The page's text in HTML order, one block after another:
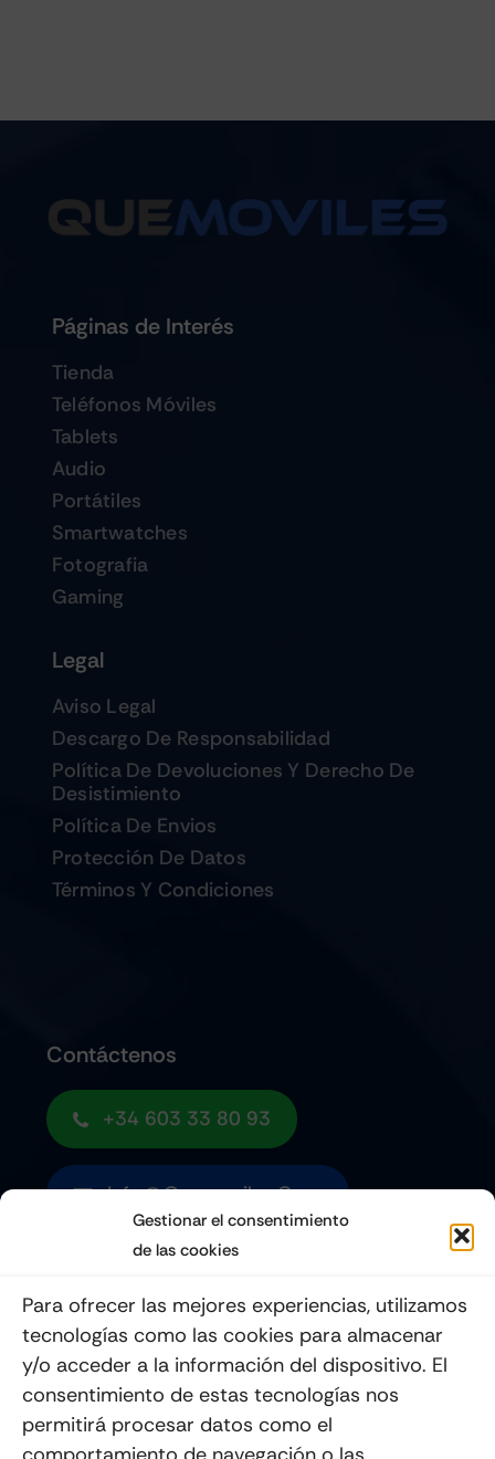
Gestionar el consentimiento
de las cookies
Para ofrecer las mejores experiencias, utilizamos
tecnologías como las cookies para almacenar
y/o acceder a la información del dispositivo. El
consentimiento de estas tecnologías nos
permitirá procesar datos como el
Páginas de Interés
Tienda
Teléfonos Móviles
Tablets
Audio
Portátiles
Smartwatches
Fotografia
Gaming
Legal
Aviso Legal
Descargo De Responsabilidad
Política De Devoluciones Y Derecho De
Desistimiento
Política De Envios
Protección De Datos
Términos Y Condiciones
Contáctenos
+34 603 33 80 93
Info@quemoviles.com
Enviar